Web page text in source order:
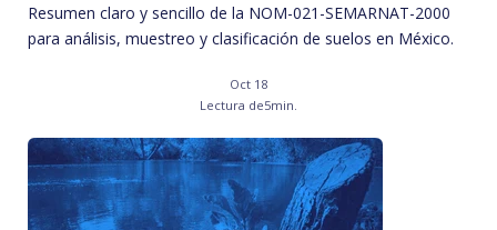
Resumen claro y sencillo de la NOM-021-SEMARNAT-2000
para análisis, muestreo y clasificación de suelos en México.
Oct 18
Lectura de5min.